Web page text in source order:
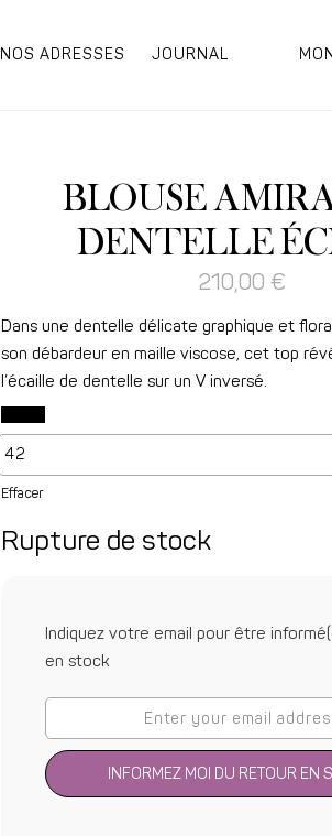
NOS ADRESSES JOURNAL
BLOUSE
DENTELLE
210,00 €
Dans une dentelle délicate graphique et
son débardeur en maille viscose, cet top
l’écaille de dentelle sur un V inversé.
Effacer
Rupture de stock
Indiquez votre email pour être
en stock
INFORMEZ MOI DU RETOUR EN